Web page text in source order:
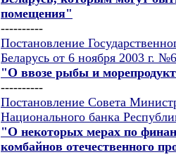
помещения"
----------
Постановление
Беларусь от 6 ноября 2003 г.
"О ввозе рыбы и
----------
Постановление Совета
Национального банка
"О некоторых мерах по
комбайнов отечественного